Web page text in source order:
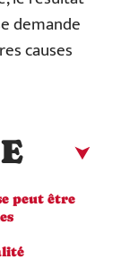
demande
causes
peut être